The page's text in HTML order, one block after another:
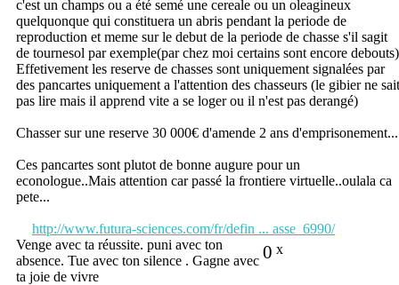
c'est un champs ou a été semé une cereale ou un oleagineux
quelquonque qui constituera un abris pendant la periode de
reproduction et meme sur le debut de la periode de chasse s'il sagit
de tournesol par exemple(par chez moi certains sont encore debouts)
Effetivement les reserve de chasses sont uniquement signalées par
des pancartes uniquement a l'attention des chasseurs (le gibier ne sait
pas lire mais il apprend vite a se loger ou il n'est pas derangé)
Chasser sur une reserve 30 000€ d'amende 2 ans d'emprisonement...
Ces pancartes sont plutot de bonne augure pour un
econologue..Mais attention car passé la frontiere virtuelle..oulala ca
pete...
http://www.futura-sciences.com/fr/defin ... asse_6990/
0 x
Venge avec ta réussite. puni avec ton
absence. Tue avec ton silence . Gagne avec
ta joie de vivre